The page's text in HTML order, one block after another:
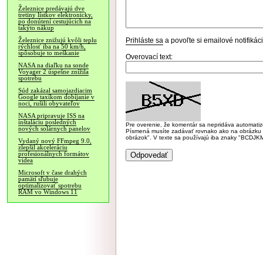
Železnice predávajú dve
tretiny lístkov elektronicky,
po donútení cestujúcich na
takýto nákup
Železnice znižujú kvôli teplu
rýchlosť iba na 50 km/h,
spôsobuje to meškanie
NASA na diaľku na sonde
Voyager 2 úspešne znížila
spotrebu
Súd zakázal samojazdiacim
Google taxíkom dobíjanie v
noci, rušili obyvateľov
NASA pripravuje ISS na
inštaláciu posledných
nových solárnych panelov
Vydaný nový FFmpeg 9.0,
zlepšil akceleráciu
profesionálnych formátov
videa
Microsoft v čase drahých
pamätí sľubuje
optimalizovať spotrebu
RAM vo Windows 11
Prihláste sa a povoľte si emailové
Overovací text:
Pre overenie, že komentár sa nepridáva
Písmená musíte zadávať rovnako ako na
obrázok". V texte sa používajú iba znaky